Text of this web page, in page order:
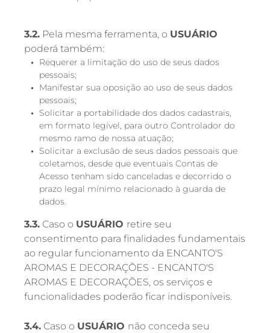
3.2. Pela mesma ferramenta, o USUÁRIO
poderá também:
Requerer a limitação do uso de seus dados
pessoais;
Manifestar sua oposição ao uso de seus dados
pessoais;
Solicitar a portabilidade dos dados cadastrais,
em formato legível, para outro Controlador do
mesmo ramo de nossa atuação;
Solicitar a exclusão de seus dados pessoais que
coletamos, desde que eventuais Contas de
Acesso tenham sido canceladas e decorrido o
prazo legal mínimo relacionado à guarda de
dados.
3.3. Caso o USUÁRIO retire seu
consentimento para finalidades fundamentais
ao regular funcionamento da ENCANTO'S
AROMAS E DECORAÇÕES - ENCANTO'S
AROMAS E DECORAÇÕES, os serviços e
funcionalidades poderão ficar indisponíveis.
3.4. Caso o USUÁRIO não conceda seu